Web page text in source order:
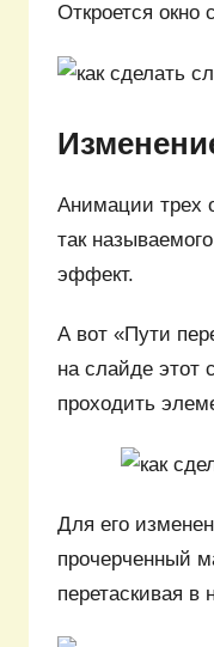
Откроется
Анимации трех
так
эффект.
А вот «Пути
на слайде этот
проходить
Для его
прочерченный
перетаскивая